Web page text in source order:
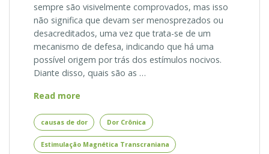
sempre são visivelmente comprovados, mas isso
não significa que devam ser menosprezados ou
desacreditados, uma vez que trata-se de um
mecanismo de defesa, indicando que há uma
possível origem por trás dos estímulos nocivos.
Diante disso, quais são as …
Read more
Dor
podem
se
causas de dor Dor Crônica
Estimulação Magnética Transcraniana